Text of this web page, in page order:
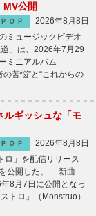
公開
ＯＰ
2026年8月8日
ミュージックビデオ
」は、2026年7月29
ミニアルバム
苦悩”と“これからの
ギッシュな「モ
ＯＰ
2026年8月8日
」を配信リリース
を公開した。 新曲
8月7日に公開となっ
トロ」（Monstruo）